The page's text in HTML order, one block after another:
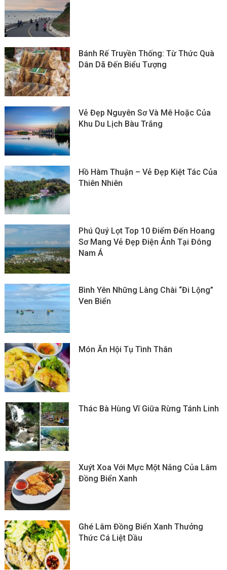
Bánh Rế Truyền Thống: Từ Thức Quà
Dân Dã Đến Biểu Tượng
Vẻ Đẹp Nguyên Sơ Và Mê Hoặc Của
Khu Du Lịch Bàu Trắng
Hồ Hàm Thuận – Vẻ Đẹp Kiệt Tác Của
Thiên Nhiên
Phú Quý Lọt Top 10 Điểm Đến Hoang
Sơ Mang Vẻ Đẹp Điện Ảnh Tại Đông
Nam Á
Bình Yên Những Làng Chài “đi Lộng”
Ven Biển
Món Ăn Hội Tụ Tình Thân
Thác Bà Hùng Vĩ Giữa Rừng Tánh Linh
Xuýt Xoa Với Mực Một Nắng Của Lâm
Đồng Biển Xanh
Ghé Lâm Đồng Biển Xanh Thưởng
Thức Cá Liệt Dầu